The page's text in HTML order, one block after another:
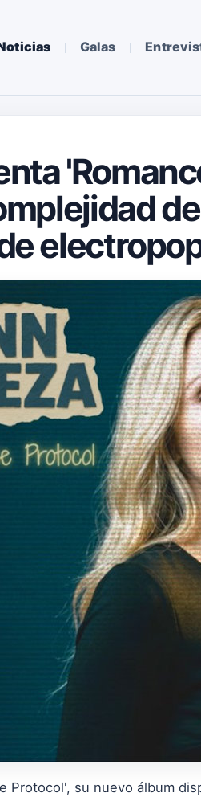
Galas
Protocol', su nuevo álbum